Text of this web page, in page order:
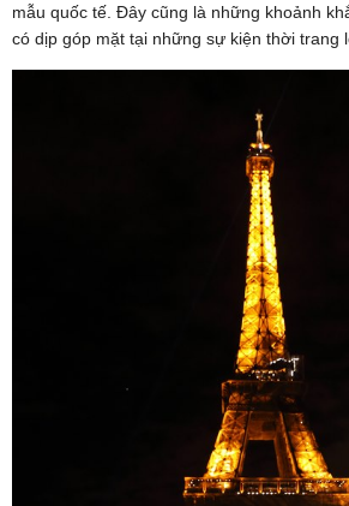
mẫu quốc tế. Đây cũng là những khoảnh
có dịp góp mặt tại những sự kiện thời trang